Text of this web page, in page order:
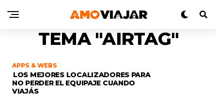
TEMA "AIRTAG"
APPS & WEBS
LOS MEJORES LOCALIZADORES PARA
NO PERDER EL EQUIPAJE CUANDO
VIAJÁS